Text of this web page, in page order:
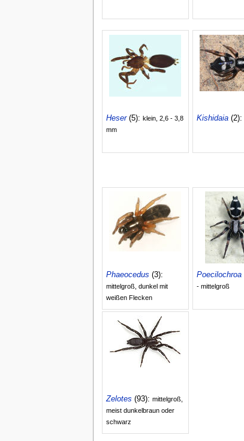
Heser(5):klein, 2,6 - 3,8
mm
Kishidaia
Phaeocedus (3):
mittelgroß, dunkel mit
weißen Flecken
Poecilochroa
- mittelgroß
Zelotes (93):mittelgroß,
meist dunkelbraun oder
schwarz